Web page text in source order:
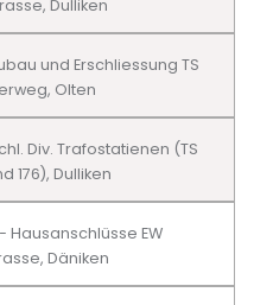
Dulliken
und Erschliessung TS
Olten
Div. Trafostatienen (TS
176), Dulliken
Hausanschlüsse EW
Däniken